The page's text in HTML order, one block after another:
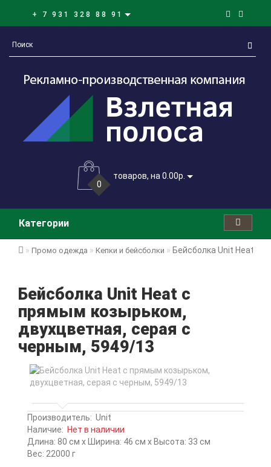
+ 7 931 328 88 91
0
товаров, на 0.00р.
Категории
Промо одежда Кепки и бейсболки Бейсболка Unit Heat с
Бейсболка Unit Heat с
прямым козырьком,
двухцветная, серая с
черным, 5949/13
Производитель: Unit
Наличие: Нет в наличии
Длина: 80 см x Ширина: 46 см x Высота: 33 см
Вес: 22000 г